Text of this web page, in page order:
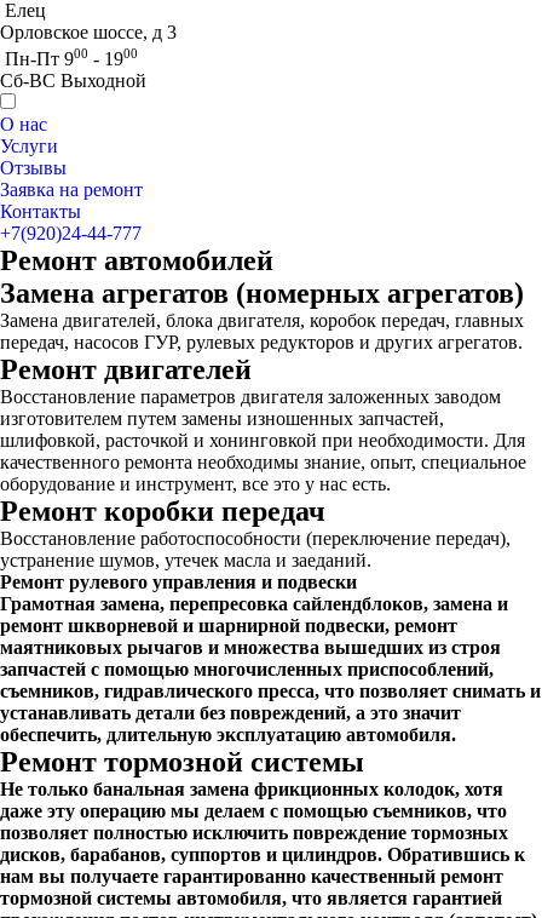
Елец
Орловское шоссе, д 3
Пн-Пт 900 - 1900
Сб-ВС Выходной
О нас
Услуги
Отзывы
Заявка на ремонт
Контакты
+7(920)24-44-777
Ремонт автомобилей
Замена агрегатов (номерных агрегатов)
Замена двигателей, блока двигателя, коробок передач, главных
передач, насосов ГУР, рулевых редукторов и других агрегатов.
Ремонт двигателей
Восстановление параметров двигателя заложенных заводом
изготовителем путем замены изношенных запчастей,
шлифовкой, расточкой и хонинговкой при необходимости. Для
качественного ремонта необходимы знание, опыт, специальное
оборудование и инструмент, все это у нас есть.
Ремонт коробки передач
Восстановление работоспособности (переключение передач),
устранение шумов, утечек масла и заеданий.
Ремонт рулевого управления и подвески
Грамотная замена, перепресовка сайлендблоков, замена и
ремонт шкворневой и шарнирной подвески, ремонт
маятниковых рычагов и множества вышедших из строя
запчастей с помощью многочисленных приспособлений,
съемников, гидравлического пресса, что позволяет снимать и
устанавливать детали без повреждений, а это значит
обеспечить, длительную эксплуатацию автомобиля.
Ремонт тормозной системы
Не только банальная замена фрикционных колодок, хотя
даже эту операцию мы делаем с помощью съемников, что
позволяет полностью исключить повреждение тормозных
дисков, барабанов, суппортов и цилиндров. Обратившись к
нам вы получаете гарантированно качественный ремонт
тормозной системы автомобиля, что является гарантией